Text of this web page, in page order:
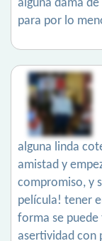
alguna dama
para por lo
alguna linda
amistad y
compromiso, y
película! tener
forma se
asertividad con